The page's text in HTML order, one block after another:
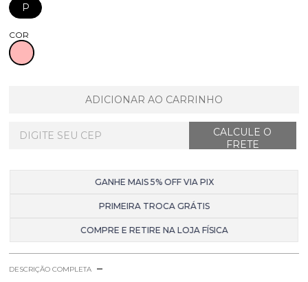
P
COR
ADICIONAR AO CARRINHO
GANHE MAIS 5% OFF VIA PIX
PRIMEIRA TROCA GRÁTIS
COMPRE E RETIRE NA LOJA FÍSICA
DESCRIÇÃO COMPLETA